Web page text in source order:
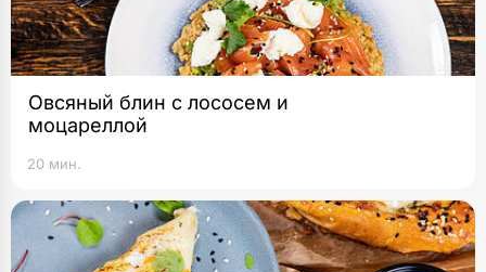
Овсяный блин с лососем и
моцареллой
20 мин.